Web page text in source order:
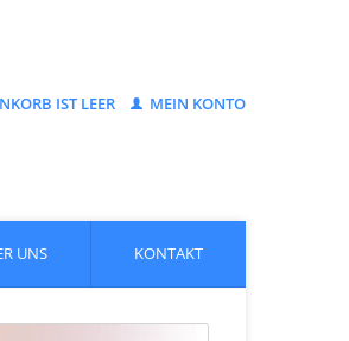
IST LEER MEIN KONTO
UNS KONTAKT